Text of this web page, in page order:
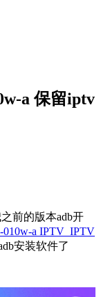
a 保留iptv
之前的版本adb开
010w-a IPTV_IPTV
安装软件了